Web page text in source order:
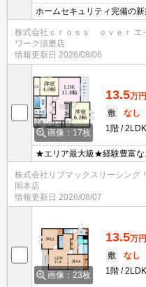
ホームセキュリティ完備の
株式会社ｃｒｏｓｓ ｏｖｅｒ エ
ワーク須磨店
情報更新日 2026/08/06
画像：17枚
13.5万円
敷
なし
1階
2LDK
★エリア最大級★経験豊富な
望がありましたらお申し付
能！オンライン内覧・オン
問題ありません♪弊社ではネ
可能になりますので気にな
株式会社リブマックスリーシング
岡本店
情報更新日 2026/08/07
画像：23枚
13.5万円
敷
なし
1階
2LDK